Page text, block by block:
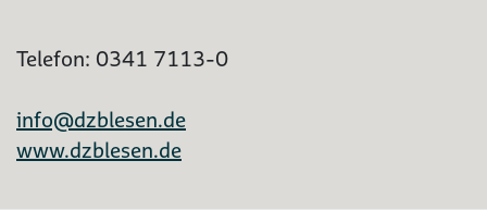
Telefon: 0341 7113-0
info@dzblesen.de
www.dzblesen.de